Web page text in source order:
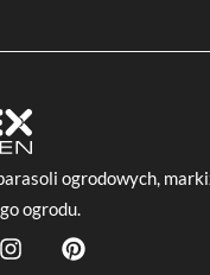
ogrodowych,
ogrodu.
I
n
P
i